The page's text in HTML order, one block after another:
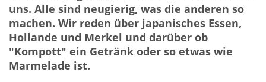
uns. Alle sind neugierig, was die anderen so
machen. Wir reden über japanisches Essen,
Hollande und Merkel und darüber ob
"Kompott" ein Getränk oder so etwas wie
Marmelade ist.